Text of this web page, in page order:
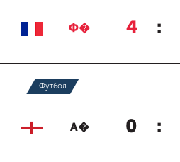
Ф� 4 :
Футбол
А� 0 :